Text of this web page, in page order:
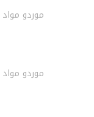
موردو مواد
موردو مواد